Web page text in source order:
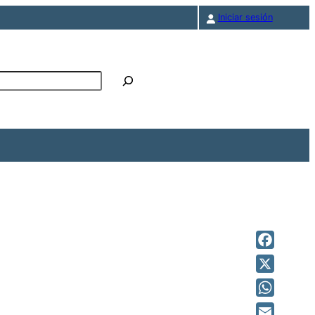
Iniciar sesión
Facebook
X